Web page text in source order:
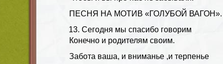
ПЕСНЯ НА МОТИВ «ГОЛУБОЙ ВАГОН».
Сегодня мы спасибо говорим
Конечно и родителям своим.
Забота ваша, и вниманье ,и терпенье